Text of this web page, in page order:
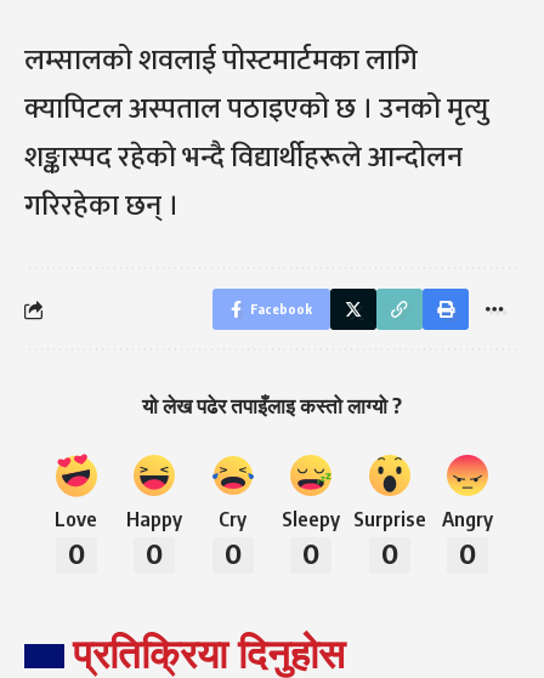
लम्सालको शवलाई पोस्टमार्टमका लागि
क्यापिटल अस्पताल पठाइएको छ । उनको मृत्यु
शङ्कास्पद रहेको भन्दै विद्यार्थीहरूले आन्दोलन
गरिरहेका छन् ।
Facebook
यो लेख पढेर तपाइँलाइ कस्तो लाग्यो ?
Love
0
Happy
0
Cry
0
Sleepy
0
Surprise
0
Angry
0
प्रतिक्रिया दिनुहोस